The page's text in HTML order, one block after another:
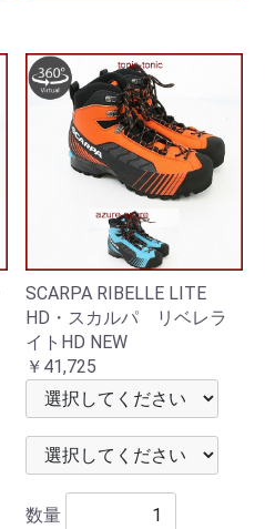
SCARPA RIBELLE LITE
HD・スカルパ リベレラ
イトHD NEW
￥41,725
数量